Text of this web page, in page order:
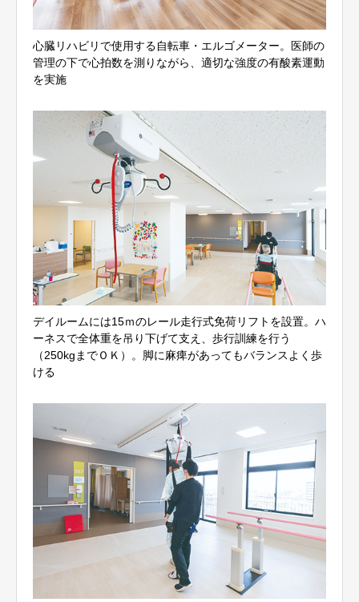
心臓リハビリで使用する自転車・エルゴメーター。医師の
管理の下で心拍数を測りながら、適切な強度の有酸素運動
を実施
デイルームには15ｍのレール走行式免荷リフトを設置。ハ
ーネスで全体重を吊り下げて支え、歩行訓練を行う
（250kgまでＯＫ）。脚に麻痺があってもバランスよく歩
ける